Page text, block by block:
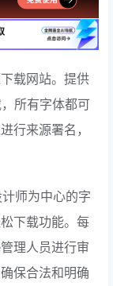
载网站。提供
所有字体都可
行来源署名，
师为中心的字
下载功能。每
理人员进行审
保合法和明确